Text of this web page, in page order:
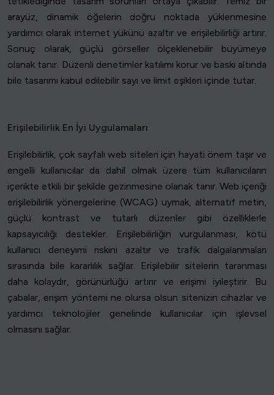
arayüz, dinamik öğelerin doğru noktada yüklenmesine
yardımcı olarak internet yükünü azaltır ve erişilebilirliği artırır.
Sonuç olarak, güçlü görseller ölçeklenebilir büyümeye
olanak tanır. Düzenli denetimler katılımı korur ve baskı altında
bile tasarımı kabul edilebilir sayı ve limit eşikleri içinde tutar.
Erişilebilirlik En İyi Uygulamaları
Erişilebilirlik, çok sayfalı web siteleri için hayati önem taşır ve
engelli kullanıcılar da dahil olmak üzere tüm kullanıcıların
içerikte etkili bir şekilde gezinmesine olanak tanır. Web içeriği
erişilebilirlik yönergelerine (WCAG) uymak, alternatif metin,
güçlü kontrast ve tutarlı düzenler gibi özelliklerle
kapsayıcılığı destekler. Erişilebilirliğin vurgulanması, kötü
kullanıcı deneyimi riskini azaltır ve trafik dalgalanmaları
sırasında bile kararlılık sağlar. Erişilebilir sitelerin taranması
daha kolaydır, görünürlüğü artırır ve erişimi iyileştirir. Bu
çabalar, erişim yöntemi ne olursa olsun sitenizin cihazlar ve
yardımcı teknolojiler genelinde kullanıcılar için işlevsel
olmasını sağlar.